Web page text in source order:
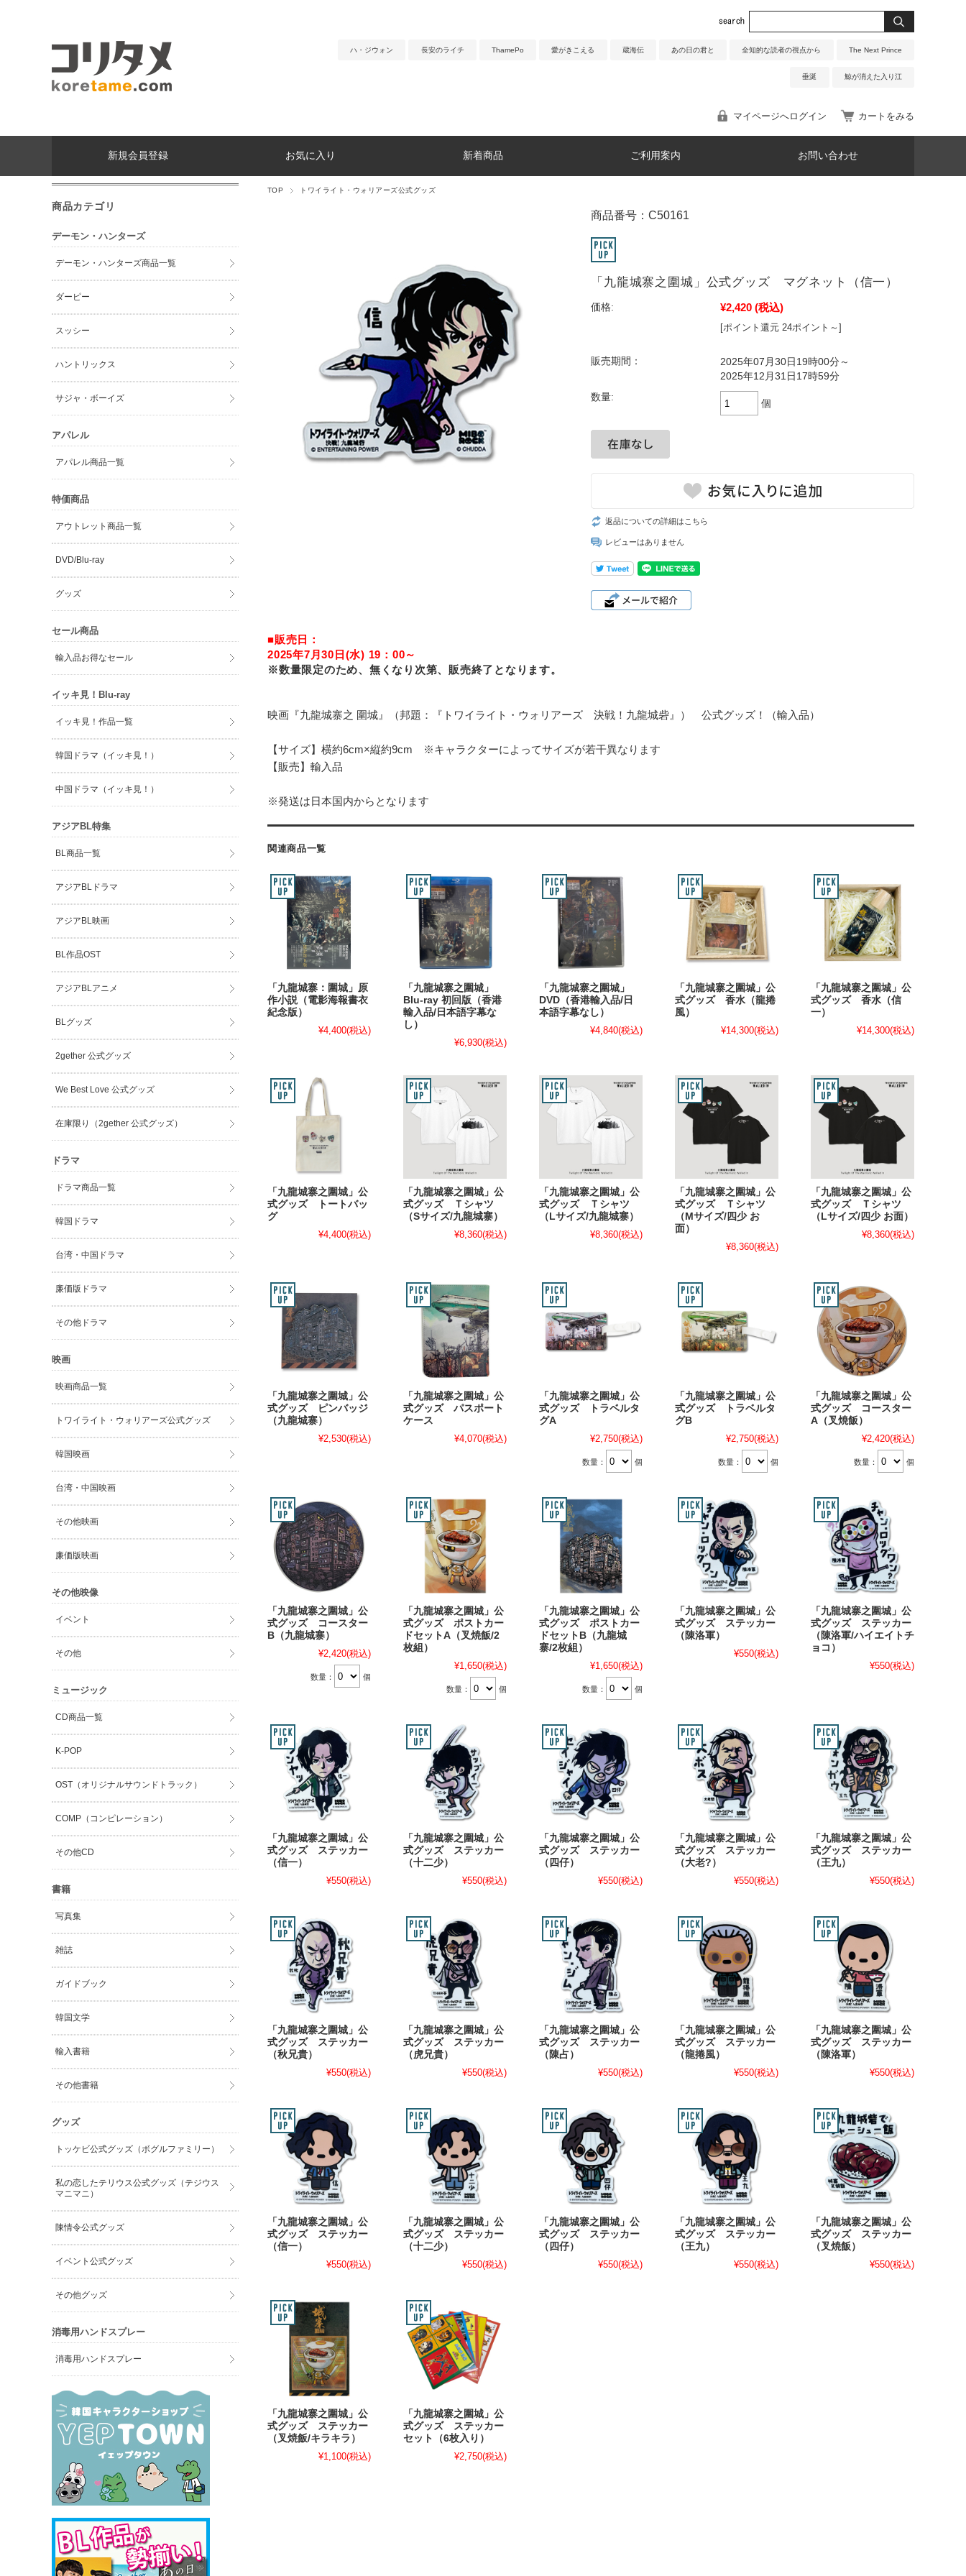
ハ・ジウォン 長安のライチ ThamePo 愛がきこえる 蔵海伝 あの日の君と 全知的な読者の視点から The Next Prince
垂涎 鯨が消えた入り江
マイページへログイン カートをみる
新規会員登録 お気に入り 新着商品 ご利用案内 お問い合わせ
TOP トワイライト・ウォリアーズ公式グッズ
商品番号：C50161
「九龍城寨之圍城」公式グッズ マグネット（信一）
価格: ¥2,420 (税込)
[ポイント還元 24ポイント～]
販売期間：
2025年07月30日19時00分～
2025年12月31日17時59分
数量:
個
返品についての詳細はこちら
レビューはありません
■販売日：
2025年7月30日(水) 19：00～
※数量限定のため、無くなり次第、販売終了となります。
映画『九龍城寨之 圍城』（邦題：『トワイライト・ウォリアーズ 決戦！九龍城砦』） 公式グッズ！（輸入品）
【サイズ】横約6cm×縦約9cm ※キャラクターによってサイズが若干異なります
【販売】輸入品
※発送は日本国内からとなります
関連商品一覧
「九龍城寨：圍城」原
作小説（電影海報書衣
紀念版）
¥4,400(税込)
「九龍城寨之圍城」
Blu-ray 初回版（香港
輸入品/日本語字幕な
し）
¥6,930(税込)
「九龍城寨之圍城」
DVD（香港輸入品/日
本語字幕なし）
¥4,840(税込)
「九龍城寨之圍城」公
式グッズ 香水（龍捲
風）
¥14,300(税込)
「九龍城寨之圍城」公
式グッズ 香水（信
一）
¥14,300(税込)
「九龍城寨之圍城」公
式グッズ トートバッ
グ
¥4,400(税込)
「九龍城寨之圍城」公
式グッズ Ｔシャツ
（Sサイズ/九龍城寨）
¥8,360(税込)
「九龍城寨之圍城」公
式グッズ Ｔシャツ
（Lサイズ/九龍城寨）
¥8,360(税込)
「九龍城寨之圍城」公
式グッズ Ｔシャツ
（Mサイズ/四少 お
面）
¥8,360(税込)
「九龍城寨之圍城」公
式グッズ Ｔシャツ
（Lサイズ/四少 お面）
¥8,360(税込)
「九龍城寨之圍城」公
式グッズ ピンバッジ
（九龍城寨）
¥2,530(税込)
「九龍城寨之圍城」公
式グッズ パスポート
ケース
¥4,070(税込)
「九龍城寨之圍城」公
式グッズ トラベルタ
グA
¥2,750(税込)
数量： 個
「九龍城寨之圍城」公
式グッズ トラベルタ
グB
¥2,750(税込)
数量： 個
「九龍城寨之圍城」公
式グッズ コースター
A（叉焼飯）
¥2,420(税込)
数量： 個
「九龍城寨之圍城」公
式グッズ コースター
B（九龍城寨）
¥2,420(税込)
数量： 個
「九龍城寨之圍城」公
式グッズ ポストカー
ドセットA（叉焼飯/2
枚組）
¥1,650(税込)
数量： 個
「九龍城寨之圍城」公
式グッズ ポストカー
ドセットB（九龍城
寨/2枚組）
¥1,650(税込)
数量： 個
「九龍城寨之圍城」公
式グッズ ステッカー
（陳洛軍）
¥550(税込)
「九龍城寨之圍城」公
式グッズ ステッカー
（陳洛軍/ハイエイトチ
ョコ）
¥550(税込)
「九龍城寨之圍城」公
式グッズ ステッカー
（信一）
¥550(税込)
「九龍城寨之圍城」公
式グッズ ステッカー
（十二少）
¥550(税込)
「九龍城寨之圍城」公
式グッズ ステッカー
（四仔）
¥550(税込)
「九龍城寨之圍城」公
式グッズ ステッカー
（大老?）
¥550(税込)
「九龍城寨之圍城」公
式グッズ ステッカー
（王九）
¥550(税込)
「九龍城寨之圍城」公
式グッズ ステッカー
（秋兄貴）
¥550(税込)
「九龍城寨之圍城」公
式グッズ ステッカー
（虎兄貴）
¥550(税込)
「九龍城寨之圍城」公
式グッズ ステッカー
（陳占）
¥550(税込)
「九龍城寨之圍城」公
式グッズ ステッカー
（龍捲風）
¥550(税込)
「九龍城寨之圍城」公
式グッズ ステッカー
（陳洛軍）
¥550(税込)
「九龍城寨之圍城」公
式グッズ ステッカー
（信一）
¥550(税込)
「九龍城寨之圍城」公
式グッズ ステッカー
（十二少）
¥550(税込)
「九龍城寨之圍城」公
式グッズ ステッカー
（四仔）
¥550(税込)
「九龍城寨之圍城」公
式グッズ ステッカー
（王九）
¥550(税込)
「九龍城寨之圍城」公
式グッズ ステッカー
（叉焼飯）
¥550(税込)
「九龍城寨之圍城」公
式グッズ ステッカー
（叉焼飯/キラキラ）
¥1,100(税込)
「九龍城寨之圍城」公
式グッズ ステッカー
セット（6枚入り）
¥2,750(税込)
商品カテゴリ
デーモン・ハンターズ
デーモン・ハンターズ商品一覧
ダーピー
スッシー
ハントリックス
サジャ・ボーイズ
アパレル
アパレル商品一覧
特価商品
アウトレット商品一覧
DVD/Blu-ray
グッズ
セール商品
輸入品お得なセール
イッキ見！Blu-ray
イッキ見！作品一覧
韓国ドラマ（イッキ見！）
中国ドラマ（イッキ見！）
アジアBL特集
BL商品一覧
アジアBLドラマ
アジアBL映画
BL作品OST
アジアBLアニメ
BLグッズ
2gether 公式グッズ
We Best Love 公式グッズ
在庫限り（2gether 公式グッズ）
ドラマ
ドラマ商品一覧
韓国ドラマ
台湾・中国ドラマ
廉価版ドラマ
その他ドラマ
映画
映画商品一覧
トワイライト・ウォリアーズ公式グッズ
韓国映画
台湾・中国映画
その他映画
廉価版映画
その他映像
イベント
その他
ミュージック
CD商品一覧
K-POP
OST（オリジナルサウンドトラック）
COMP（コンピレーション）
その他CD
書籍
写真集
雑誌
ガイドブック
韓国文学
輸入書籍
その他書籍
グッズ
トッケビ公式グッズ（ボグルファミリー）
私の恋したテリウス公式グッズ（テジウス
マニマニ）
陳情令公式グッズ
イベント公式グッズ
その他グッズ
消毒用ハンドスプレー
消毒用ハンドスプレー